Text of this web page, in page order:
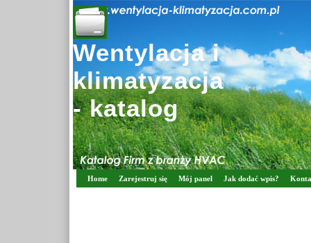
Wentylacja i
klimatyzacja
- katalog
Home Zarejestruj się Mój panel Jak dodać wpis?